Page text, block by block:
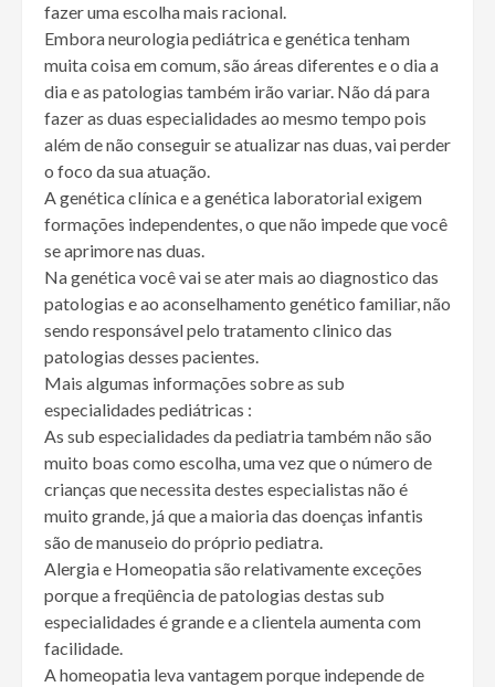
fazer uma escolha mais racional.
Embora neurologia pediátrica e genética tenham
muita coisa em comum, são áreas diferentes e o dia a
dia e as patologias também irão variar. Não dá para
fazer as duas especialidades ao mesmo tempo pois
além de não conseguir se atualizar nas duas, vai perder
o foco da sua atuação.
A genética clínica e a genética laboratorial exigem
formações independentes, o que não impede que você
se aprimore nas duas.
Na genética você vai se ater mais ao diagnostico das
patologias e ao aconselhamento genético familiar, não
sendo responsável pelo tratamento clinico das
patologias desses pacientes.
Mais algumas informações sobre as sub
especialidades pediátricas :
As sub especialidades da pediatria também não são
muito boas como escolha, uma vez que o número de
crianças que necessita destes especialistas não é
muito grande, já que a maioria das doenças infantis
são de manuseio do próprio pediatra.
Alergia e Homeopatia são relativamente exceções
porque a freqüência de patologias destas sub
especialidades é grande e a clientela aumenta com
facilidade.
A homeopatia leva vantagem porque independe de